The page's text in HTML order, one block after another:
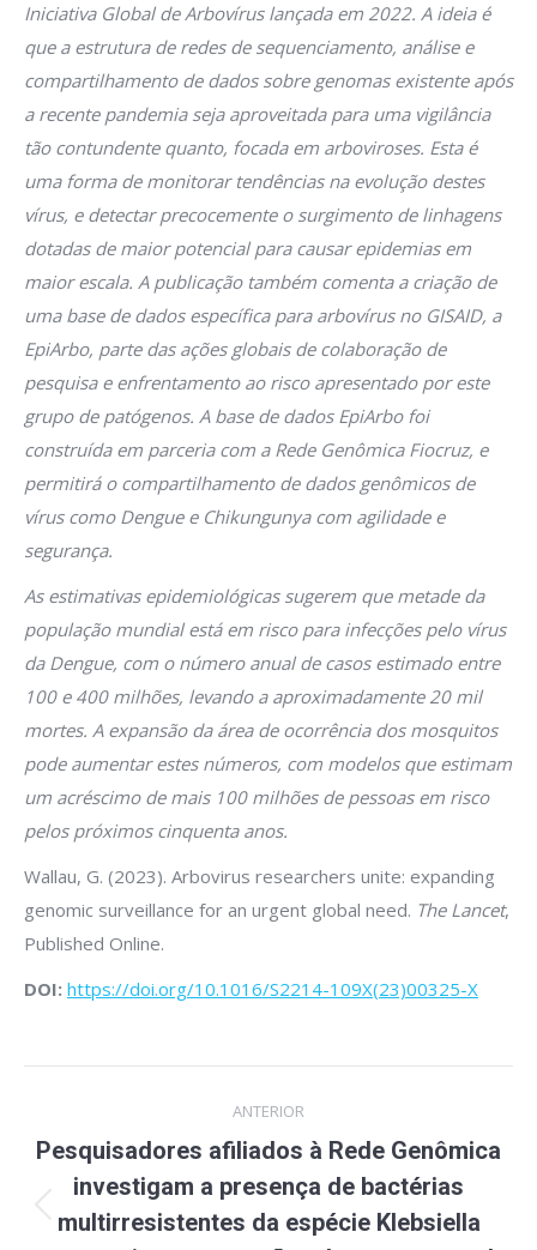
Iniciativa Global de Arbovírus lançada em 2022. A ideia é
que a estrutura de redes de sequenciamento, análise e
compartilhamento de dados sobre genomas existente após
a recente pandemia seja aproveitada para uma vigilância
tão contundente quanto, focada em arboviroses. Esta é
uma forma de monitorar tendências na evolução destes
vírus, e detectar precocemente o surgimento de linhagens
dotadas de maior potencial para causar epidemias em
maior escala. A publicação também comenta a criação de
uma base de dados específica para arbovírus no GISAID, a
EpiArbo, parte das ações globais de colaboração de
pesquisa e enfrentamento ao risco apresentado por este
grupo de patógenos. A base de dados EpiArbo foi
construída em parceria com a Rede Genômica Fiocruz, e
permitirá o compartilhamento de dados genômicos de
vírus como Dengue e Chikungunya com agilidade e
segurança.
As estimativas epidemiológicas sugerem que metade da
população mundial está em risco para infecções pelo vírus
da Dengue, com o número anual de casos estimado entre
100 e 400 milhões, levando a aproximadamente 20 mil
mortes. A expansão da área de ocorrência dos mosquitos
pode aumentar estes números, com modelos que estimam
um acréscimo de mais 100 milhões de pessoas em risco
pelos próximos cinquenta anos.
Wallau, G. (2023). Arbovirus researchers unite: expanding
genomic surveillance for an urgent global need. The Lancet,
Published Online.
DOI: https://doi.org/10.1016/S2214-109X(23)00325-X
de
post:
ANTERIOR
Post
Pesquisadores afiliados à Rede Genômica
investigam a presença de bactérias
multirresistentes da espécie Klebsiella